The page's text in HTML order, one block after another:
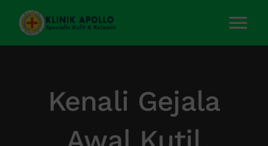
Skip
content
Layanan KamiKenali Gejala